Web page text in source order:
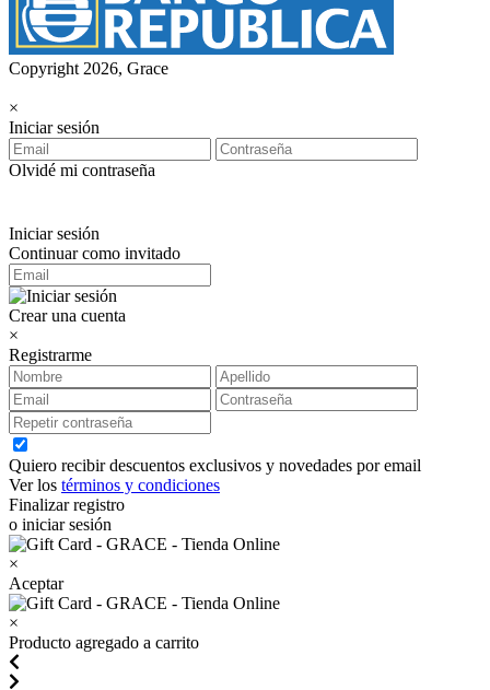
Copyright 2026, Grace
×
Iniciar sesión
Olvidé mi contraseña
Iniciar sesión
Continuar como invitado
Crear una cuenta
×
Registrarme
Quiero recibir descuentos exclusivos y novedades por email
Ver los términos y condiciones
Finalizar registro
o iniciar sesión
×
Aceptar
×
Producto agregado a carrito